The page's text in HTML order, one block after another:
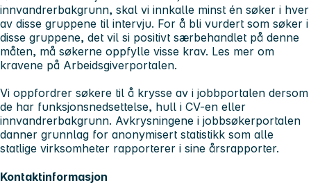
innvandrerbakgrunn, skal vi innkalle minst én søker i hver
av disse gruppene til intervju. For å bli vurdert som søker i
disse gruppene, det vil si positivt særbehandlet på denne
måten, må søkerne oppfylle visse krav. Les mer om
kravene på Arbeidsgiverportalen.
Vi oppfordrer søkere til å krysse av i jobbportalen dersom
de har funksjonsnedsettelse, hull i CV-en eller
innvandrerbakgrunn. Avkrysningene i jobbsøkerportalen
danner grunnlag for anonymisert statistikk som alle
statlige virksomheter rapporterer i sine årsrapporter.
Kontaktinformasjon